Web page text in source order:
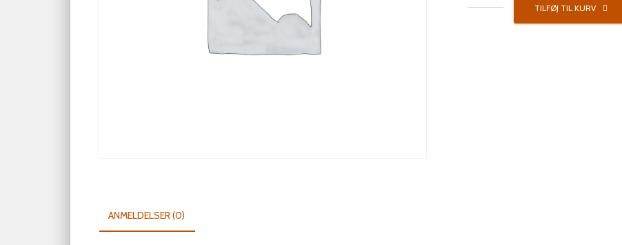
i
dobbeltværelse
TILFØJ TIL KURV
ANMELDELSER (0)